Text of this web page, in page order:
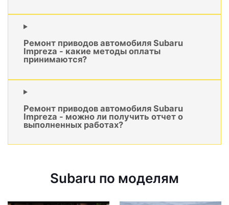
Ремонт приводов автомобиля Subaru
Impreza - какие методы оплаты
принимаются?
Ремонт приводов автомобиля Subaru
Impreza - можно ли получить отчет о
выполненных работах?
Subaru по моделям